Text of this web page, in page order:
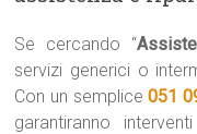
Se cercando “
servizi generici o
Con un semplice051
garantiranno